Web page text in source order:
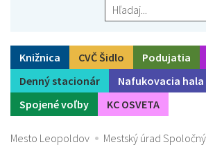
Hľadaj...
Knižnica CVČ Šidlo Podujatia
Denný stacionár
Nafukovacia hala
Spojené voľby
KC OSVETA
Mesto Leopoldov
Mestský úrad